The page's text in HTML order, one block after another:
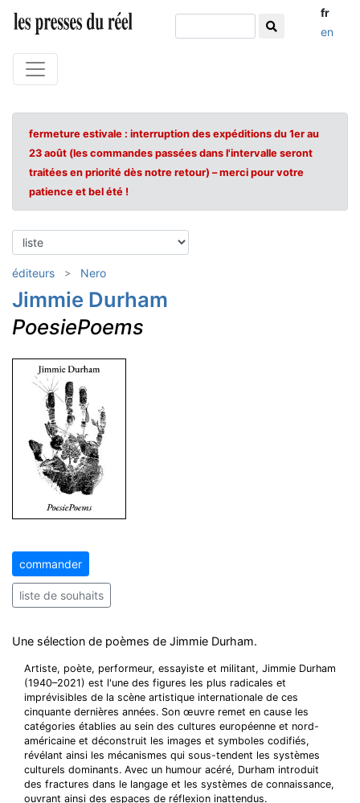
fr
en
fermeture estivale : interruption des expéditions du 1er au
23 août (les commandes passées dans l'intervalle seront
traitées en priorité dès notre retour) – merci pour votre
patience et bel été !
éditeurs Nero
Jimmie Durham
PoesiePoems
commander
liste de souhaits
Une sélection de poèmes de Jimmie Durham.
Artiste, poète, performeur, essayiste et militant, Jimmie Durham
(1940–2021) est l'une des figures les plus radicales et
imprévisibles de la scène artistique internationale de ces
cinquante dernières années. Son œuvre remet en cause les
catégories établies au sein des cultures européenne et nord-
américaine et déconstruit les images et symboles codifiés,
révélant ainsi les mécanismes qui sous-tendent les systèmes
culturels dominants. Avec un humour acéré, Durham introduit
des fractures dans le langage et les systèmes de connaissance,
ouvrant ainsi des espaces de réflexion inattendus.